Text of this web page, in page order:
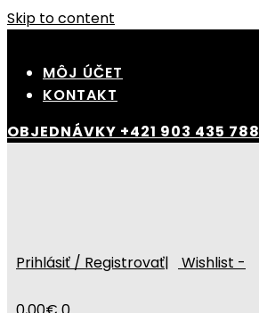
Skip to content
MÔJ ÚČET
KONTAKT
OBJEDNÁVKY +421 903 435 788
Prihlásiť / Registrovať| Wishlist -